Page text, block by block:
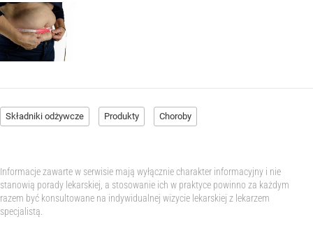
Składniki odżywcze Produkty Choroby
Informacje zawarte w serwisie mają wyłącznie charakter informacyjny i nie
stanowią porady lekarskiej, a stosowanie ich w praktyce powinno za każdym
razem być konsultowane na indywidualnej wizycie lekarskiej z lekarzem
specjalistą.